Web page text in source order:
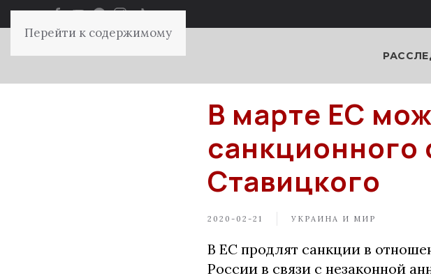
Перейти к содержимому
В марте ЕС
санкционного
Ставицкого
2020-02-21 УКРАИНА И МИР
В ЕС продлят санкции в
России в связи с незаконной